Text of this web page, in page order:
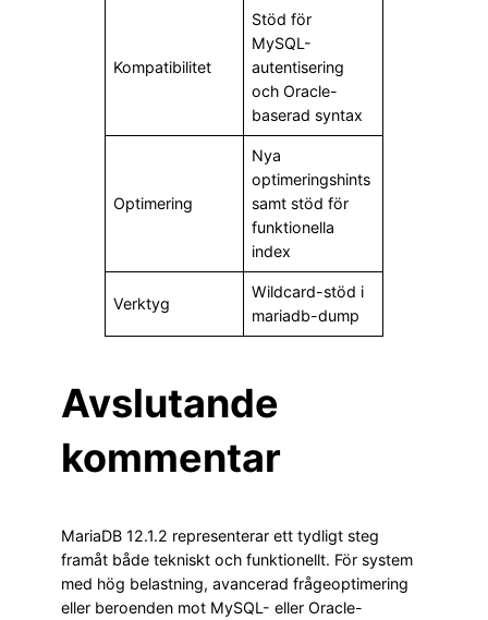
Kompatibilitet
Stöd för
MySQL-
autentisering
och Oracle-
baserad syntax
Optimering
Nya
optimeringshints
samt stöd för
funktionella
index
Verktyg
Wildcard-stöd i
mariadb-dump
Avslutande
kommentar
MariaDB 12.1.2 representerar ett tydligt steg
framåt både tekniskt och funktionellt. För system
med hög belastning, avancerad frågeoptimering
eller beroenden mot MySQL- eller Oracle-